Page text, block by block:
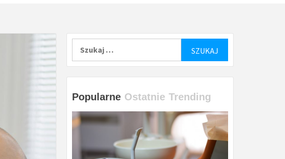
Popularne Ostatnie Trending